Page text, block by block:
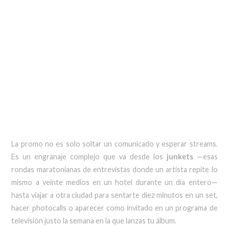
La promo no es solo soltar un comunicado y esperar streams.
Es un engranaje complejo que va desde los junkets—esas
rondas maratonianas de entrevistas donde un artista repite lo
mismo a veinte medios en un hotel durante un día entero—
hasta viajar a otra ciudad para sentarte diez minutos en un set,
hacer photocalls o aparecer como invitado en un programa de
televisión justo la semana en la que lanzas tu álbum.